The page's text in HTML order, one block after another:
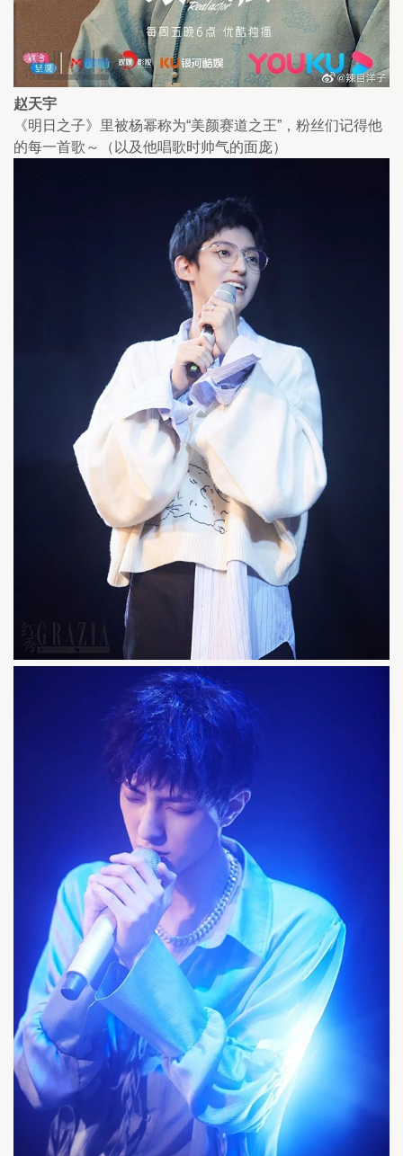
赵天宇
《明日之子》里被杨幂称为“美颜赛道之王”，粉丝们记得他
的每一首歌～（以及他唱歌时帅气的面庞）